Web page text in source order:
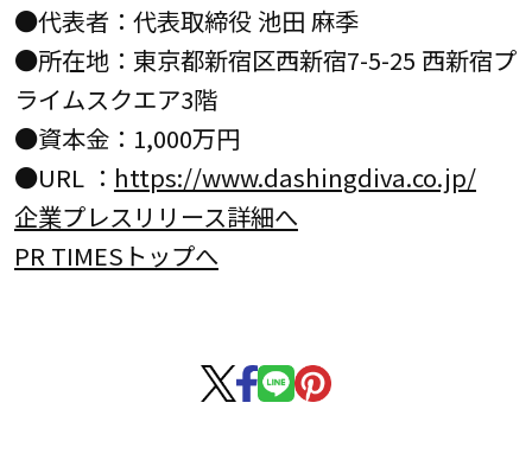
●代表者：代表取締役 池田 麻季
●所在地：東京都新宿区西新宿7-5-25 西新宿プ
ライムスクエア3階
●資本金：1,000万円
●URL ： https://www.dashingdiva.co.jp/
企業プレスリリース詳細へ
PR TIMESトップへ